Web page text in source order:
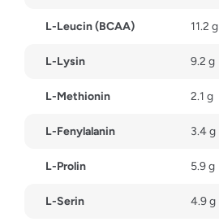
L-Leucin (BCAA) 11.2 g
L-Lysin 9.2 g
L-Methionin 2.1 g
L-Fenylalanin 3.4 g
L-Prolin 5.9 g
L-Serin 4.9 g